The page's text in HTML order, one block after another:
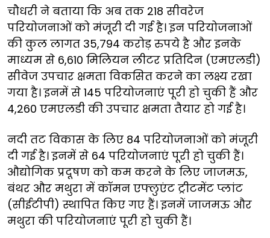
चौधरी ने बताया कि अब तक 218 सीवरेज
परियोजनाओं को मंजूरी दी गई है। इन परियोजनाओं
की कुल लागत 35,794 करोड़ रुपये है और इनके
माध्यम से 6,610 मिलियन लीटर प्रतिदिन (एमएलडी)
सीवेज उपचार क्षमता विकसित करने का लक्ष्य रखा
गया है। इनमें से 145 परियोजनाएं पूरी हो चुकी हैं और
4,260 एमएलडी की उपचार क्षमता तैयार हो गई है।
नदी तट विकास के लिए 84 परियोजनाओं को मंजूरी
दी गई है। इनमें से 64 परियोजनाएं पूरी हो चुकी हैं।
औद्योगिक प्रदूषण को कम करने के लिए जाजमऊ,
बंथर और मथुरा में कॉमन एफ्लुएंट ट्रीटमेंट प्लांट
(सीईटीपी) स्थापित किए गए हैं। इनमें जाजमऊ और
मथुरा की परियोजनाएं पूरी हो चुकी हैं।